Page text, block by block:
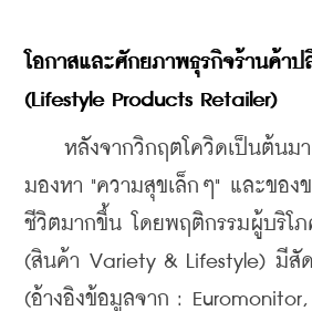
โอกาสและศักยภาพธุรกิจร้านค้า
(Lifestyle Products Retailer)
หลังจากวิกฤตโควิดเป็นต้นม
มองหา "ความสุขเล็กๆ" และของ
ชีวิตมากขึ้น โดยพฤติกรรมผู้บริโภ
(สินค้า Variety & Lifestyle) มีสั
(อ้างอิงข้อมูลจาก :